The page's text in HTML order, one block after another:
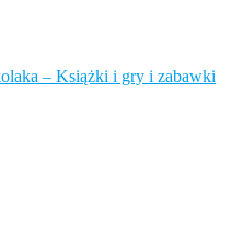
– Książki i gry i zabawki